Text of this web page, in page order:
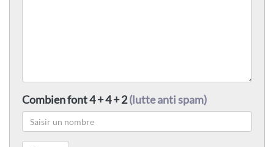
Combien font 4 + 4 + 2(lutte anti spam)